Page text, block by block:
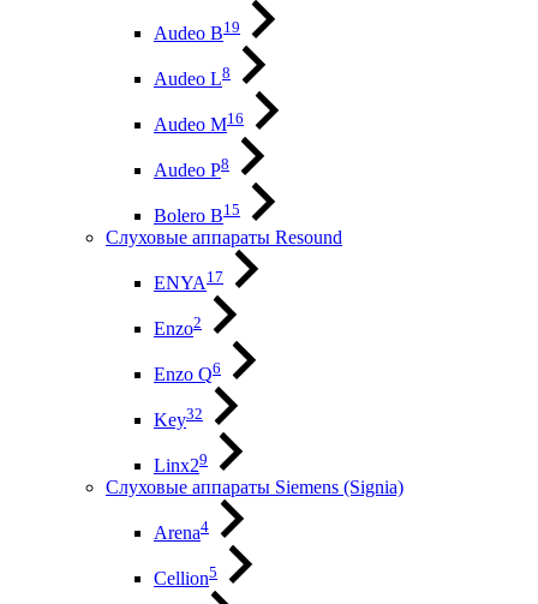
Audeo B19
Audeo L8
Audeo М16
Audeo P8
Bolero B15
Слуховые аппараты Resound
ENYA 17
Enzo2
Enzo Q6
Key32
Linx29
Слуховые аппараты Siemens (Signia)
Arena4
Cellion5